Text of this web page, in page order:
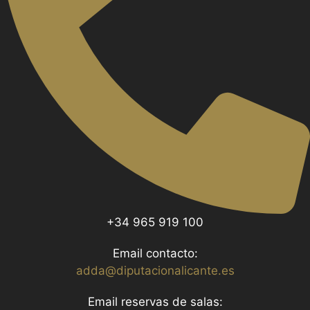
+34 965 919 100
Email contacto:
adda@diputacionalicante.es
Email reservas de salas: